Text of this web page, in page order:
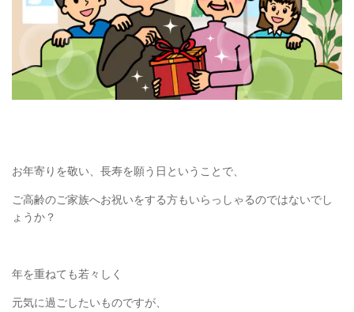
お年寄りを敬い、長寿を願う日ということで、
ご高齢のご家族へお祝いをする方もいらっしゃるのではないでし
ょうか？
年を重ねても若々しく
元気に過ごしたいものですが、